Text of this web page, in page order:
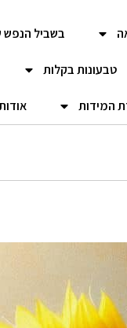
בשביל הנפש
טבעונות בקלות
המידות